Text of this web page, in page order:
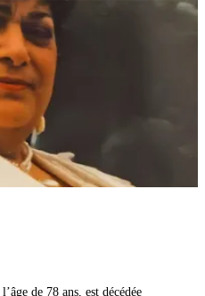
de 78 ans, est décédée